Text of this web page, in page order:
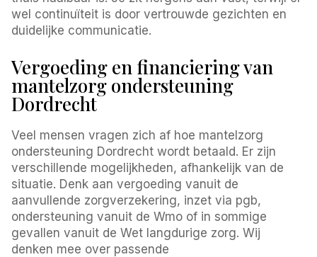
wel continuïteit is door vertrouwde gezichten en
duidelijke communicatie.
Vergoeding en financiering van
mantelzorg ondersteuning
Dordrecht
Veel mensen vragen zich af hoe mantelzorg
ondersteuning Dordrecht wordt betaald. Er zijn
verschillende mogelijkheden, afhankelijk van de
situatie. Denk aan vergoeding vanuit de
aanvullende zorgverzekering, inzet via pgb,
ondersteuning vanuit de Wmo of in sommige
gevallen vanuit de Wet langdurige zorg. Wij
denken mee over passende